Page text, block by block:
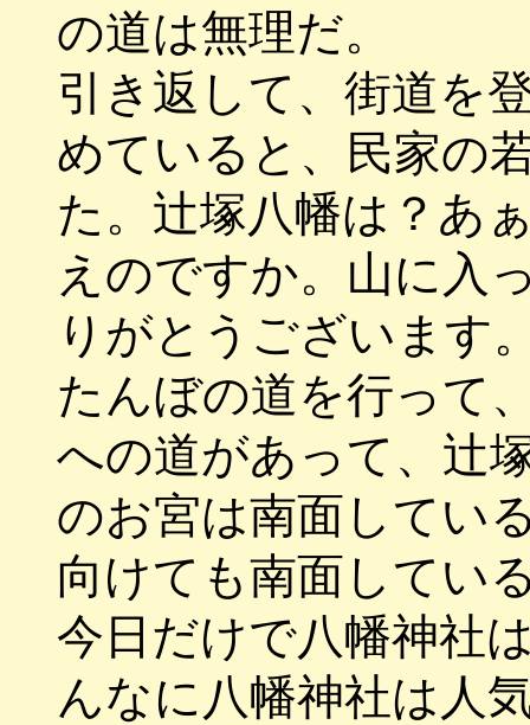
の道は無理だ。
引き返して、街道を
めていると、民家の
た。辻塚八幡は？あ
えのですか。山に入
りがとうございます
たんぼの道を行って
への道があって、辻
のお宮は南面してい
向けても南面してい
今日だけで八幡神社
んなに八幡神社は人